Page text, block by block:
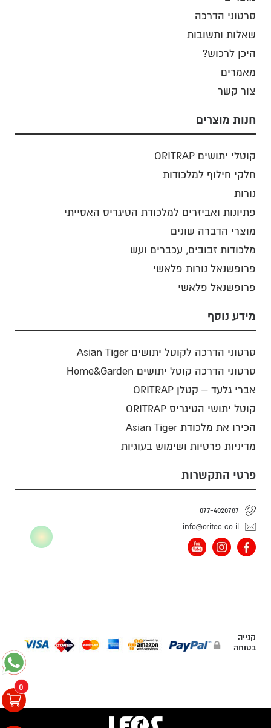
סרטוני הדרכה
שאלות ותשובות
היכן לרכוש?
מאמרים
צור קשר
חנות מוצרים
קוטלי יתושים ORITRAP
חלקי חילוף למלכודות
נורות
פתיונות ואביזרים למלכודת הטיגריס האסייתי
מוצרי הדברה שונים
מלכודות זבובים, עכברים ועש
פרופשנאל נורות פלאשי
פרופשנאל פלאשי
מידע נוסף
סרטוני הדרכה לקוטל יתושים Asian Tiger
סרטוני הדרכה קוטל יתושים Home&Garden
אברי גלעד – קטלן ORITRAP
קוטל יתושי הטיגריס ORITRAP
הכירו את מלכודת Asian Tiger
מדיניות פרטיות ושימוש בעוגיות
פרטי התקשרות
077-4020787
info@oritec.co.il
קנייה
בטוחה
0